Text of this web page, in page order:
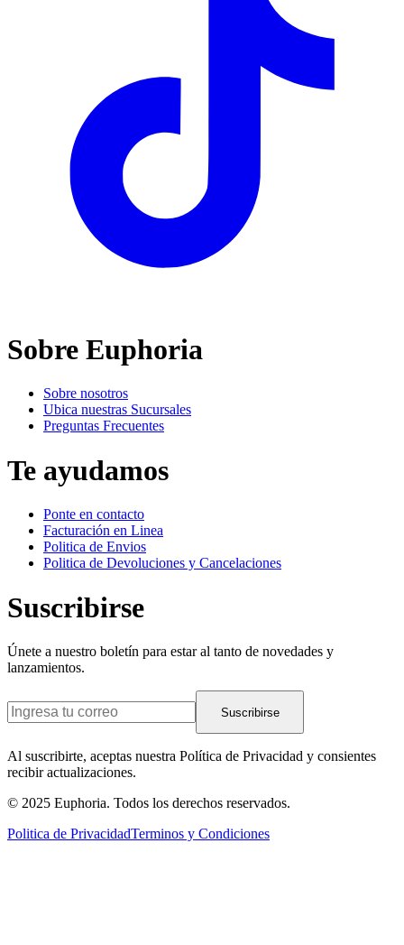
Sobre Euphoria
Sobre nosotros
Ubica nuestras Sucursales
Preguntas Frecuentes
Te ayudamos
Ponte en contacto
Facturación en Linea
Politica de Envios
Politica de Devoluciones y Cancelaciones
Suscribirse
Únete a nuestro boletín para estar al tanto de novedades y
lanzamientos.
Suscribirse
Al suscribirte, aceptas nuestra Política de Privacidad y consientes
recibir actualizaciones.
© 2025 Euphoria. Todos los derechos reservados.
Politica de PrivacidadTerminos y Condiciones